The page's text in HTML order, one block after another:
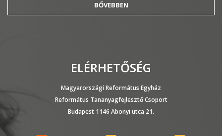
BŐVEBBEN
ELÉRHETŐSÉG
Magyarországi Református Egyház
Református Tananyagfejlesztő Csoport
Budapest 1146 Abonyi utca 21.